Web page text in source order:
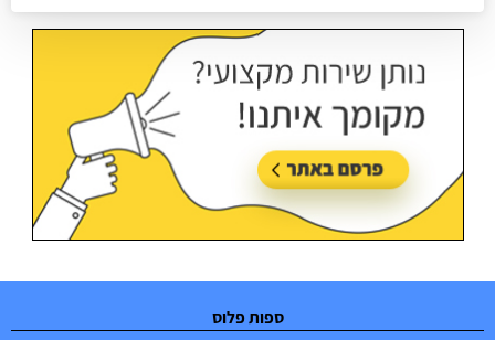
עודכן בתאריך:02/07/2026, בשעה 08:53
ספות פלוס